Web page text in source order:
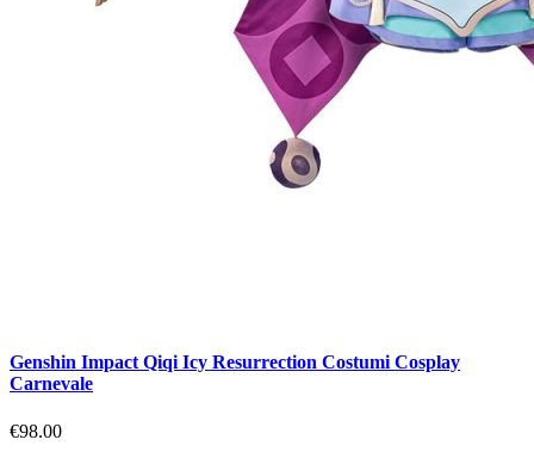
Genshin Impact Qiqi Icy Resurrection Costumi Cosplay
Carnevale
€98.00